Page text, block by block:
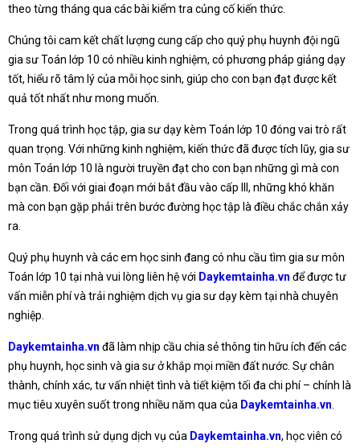
theo từng tháng qua các bài kiểm tra củng cố kiến thức.
Chúng tôi cam kết chất lượng cung cấp cho quý phụ huynh đội ngũ
gia sư Toán lớp 10 có nhiều kinh nghiệm, có phương pháp giảng dạy
tốt, hiểu rõ tâm lý của mỗi học sinh, giúp cho con bạn đạt được kết
quả tốt nhất như mong muốn.
Trong quá trình học tập, gia sư dạy kèm Toán lớp 10 đóng vai trò rất
quan trọng. Với những kinh nghiệm, kiến thức đã được tích lũy, gia sư
môn Toán lớp 10 là người truyền đạt cho con bạn những gì mà con
bạn cần. Đối với giai đoạn mới bắt đầu vào cấp III, những khó khăn
mà con bạn gặp phải trên bước đường học tập là điều chắc chắn xảy
ra.
Quý phụ huynh và các em học sinh đang có nhu cầu tìm gia sư môn
Toán lớp 10 tại nhà vui lòng liên hệ với Daykemtainha.vn để được tư
vấn miễn phí và trải nghiệm dịch vụ gia sư dạy kèm tại nhà chuyên
nghiệp.
Daykemtainha.vn đã làm nhịp cầu chia sẻ thông tin hữu ích đến các
phụ huynh, học sinh và gia sư ở khắp mọi miền đất nước. Sự chân
thành, chính xác, tư vấn nhiệt tình và tiết kiệm tối đa chi phí – chính là
mục tiêu xuyên suốt trong nhiều năm qua của Daykemtainha.vn
Trong quá trình sử dụng dịch vụ của Daykemtainha.vn, học viên có